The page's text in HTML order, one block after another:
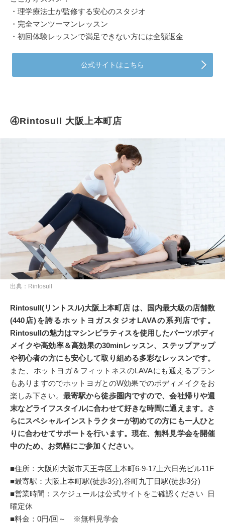
・理学療法士が監修する安心のスタジオ
・完全マンツーマンレッスン
・初回体験レッスンで満足できない方には全額返金
公式サイトはこちら
④Rintosull 大阪上本町店
出典：Rintosull
Rintosull(リントスル)大阪上本町店 は、国内最大級の店舗数
(440店)を誇るホットヨガスタジオLAVAの系列店です。
Rintosullの魅力はマシンピラティスを使用したパーツボディ
メイクや高効率＆高効果の30minレッスン、ステップアップ
や初心者の方にも安心して取り組める多彩なレッスンです。
また、ホットヨガ＆フィットネスのLAVAにも通えるプラン
もありますのでホットヨガとのW効果でのボディメイクをお
楽しみ下さい。 最寄駅から徒歩圏内ですので、会社帰りや週
末などライフスタイルに合わせて好きな時間に通えます。さ
らにスペシャルインストラクターが初めての方にも一人ひと
りに合わせてサポートを行います。 現在、無料見学会を開催
中のため、お気軽にご参加ください。
■住所：大阪府大阪市天王寺区上本町6-9-17上六日光ビル11F
■最寄駅：大阪上本町駅(徒歩3分),谷町九丁目駅(徒歩3分)
■営業時間：スケジュールは公式サイトをご確認ください 日
曜定休
■料金：0円/回～ ※無料見学会